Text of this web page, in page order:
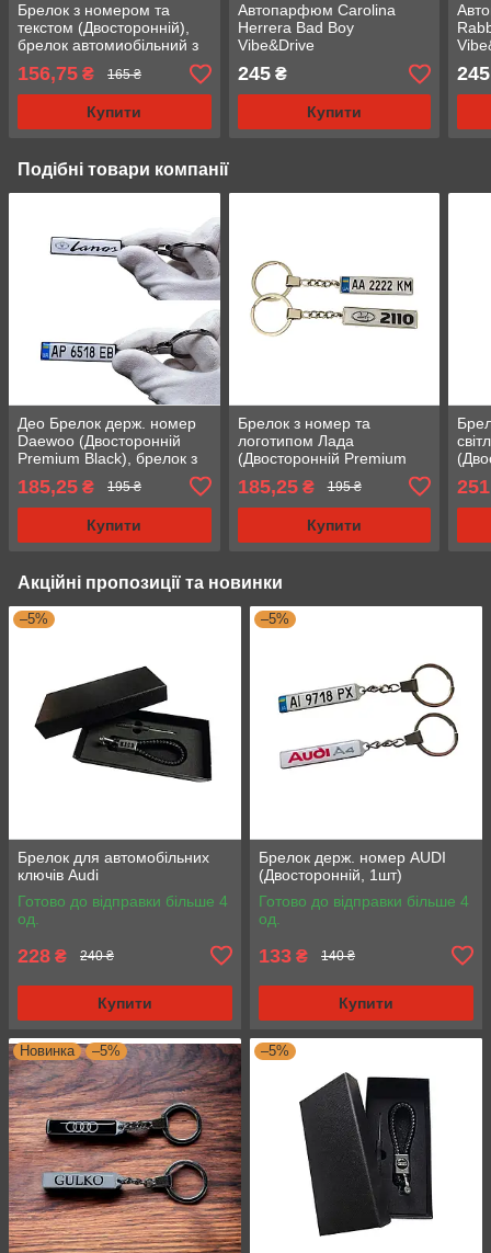
Брелок з номером та
текстом (Двосторонній),
брелок автомиобільний з
логотипом
156,75 ₴ 165 ₴
Купити
Автопарфюм Carolina
Herrera Bad Boy
Vibe&Drive
245₴
Купити
245
Подібні товари компанії
Део Брелок держ. номер
Daewoo (Двосторонній
Premium Black), брелок з
185,25 ₴ 195 ₴
Купити
Брелок з номер та
логотипом Лада
(Двосторонній Premium
185,25₴ 195 ₴
Купити
Акційні пропозиції та новинки
–5%
Брелок для автомобільних
ключів Audi
Готово до відправки більше 4
од.
228 ₴ 240 ₴
Купити
–5%
Брелок держ. номер AUDI
(Двосторонній, 1шт)
Готово до відправки більше 4
од.
133 ₴ 140 ₴
Купити
Новинка –5% –5%